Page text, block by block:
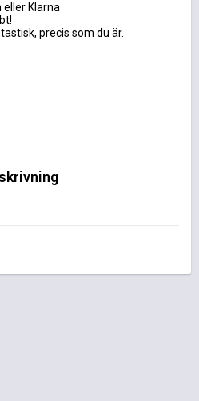
Klarna
precis som du är.